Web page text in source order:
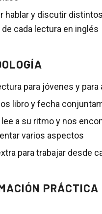
hablar y discutir distintos
cada lectura en inglés
para jóvenes y para
libro y fecha
lee a su ritmo y nos
varios aspectos
para trabajar desde
PRÁCTICA